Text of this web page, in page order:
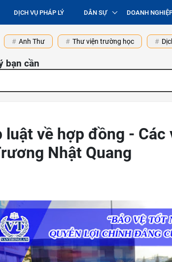
DỊCH VỤ PHÁP LÝ DÂN SỰ DOANH
Anh Thư Thư viện trường học
bạn cần
luật về hợp đồng -
Nhật Quang